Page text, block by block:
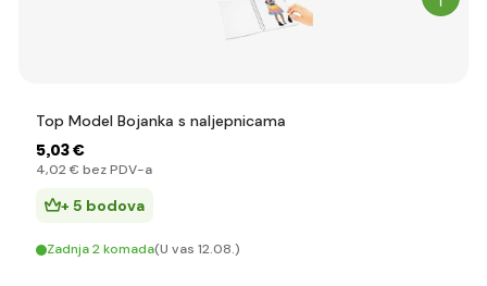
Top Model Bojanka s naljepnicama
5,03 €
4,02 € bez PDV-a
+ 5 bodova
Zadnja 2 komada(U vas 12.08.)